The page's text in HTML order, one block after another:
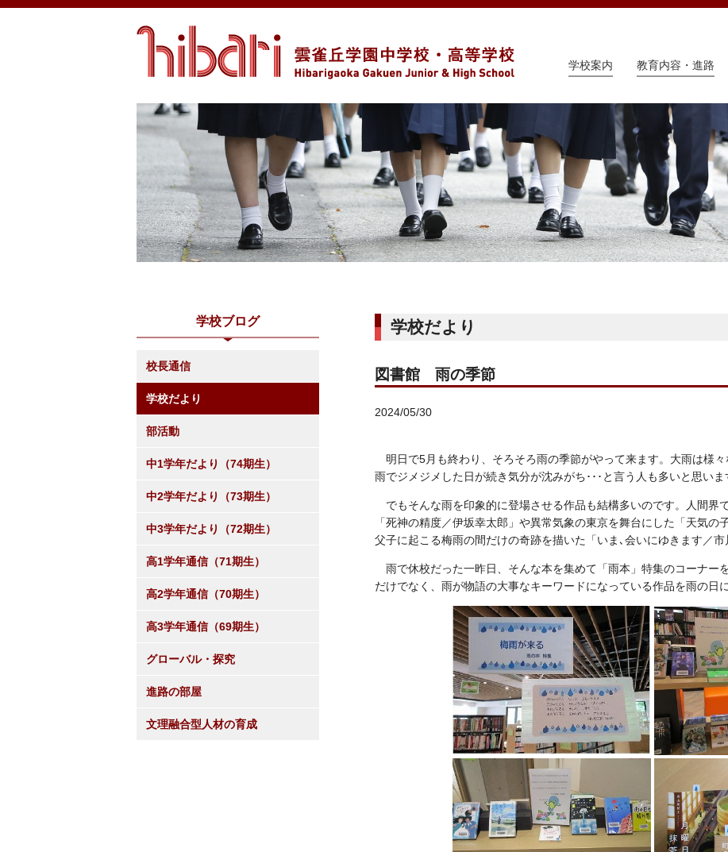
学校案内 教育内容・進路
学校だより
図書館 雨の季節
2024/05/30
明日で5月も終わり、そろそろ雨の季節がやって来ます。大雨は様
雨でジメジメした日が続き気分が沈みがち･･･と言う人も多いと思いま
でもそんな雨を印象的に登場させる作品も結構多いのです。人間界
「死神の精度／伊坂幸太郎」や異常気象の東京を舞台にした「天気
父子に起こる梅雨の間だけの奇跡を描いた「いま､会いにゆきます／市
雨で休校だった一昨日、そんな本を集めて「雨本」特集のコーナー
だけでなく、雨が物語の大事なキーワードになっている作品を雨の日
学校ブログ
校長通信
学校だより
部活動
中1学年だより（74期生）
中2学年だより（73期生）
中3学年だより（72期生）
高1学年通信（71期生）
高2学年通信（70期生）
高3学年通信（69期生）
グローバル・探究
進路の部屋
文理融合型人材の育成